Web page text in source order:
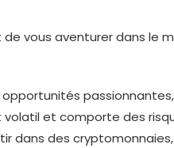
vous aventurer dans le
et comporte des
dans des